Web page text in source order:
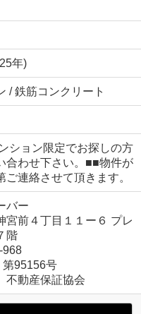
年)
/ 鉄筋コンクリート
ション限定でお探しの方
合わせ下さい。■■物件が
ご連絡させて頂きます。
バー
宮前４丁目１１ー６ プレ
階
968
第95156号
動産保証協会